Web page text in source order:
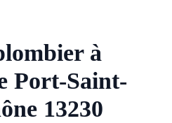
à
Port-Saint-
13230